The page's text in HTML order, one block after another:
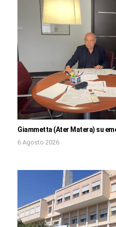
Giammetta (Ater Matera) su
6 Agosto 2026